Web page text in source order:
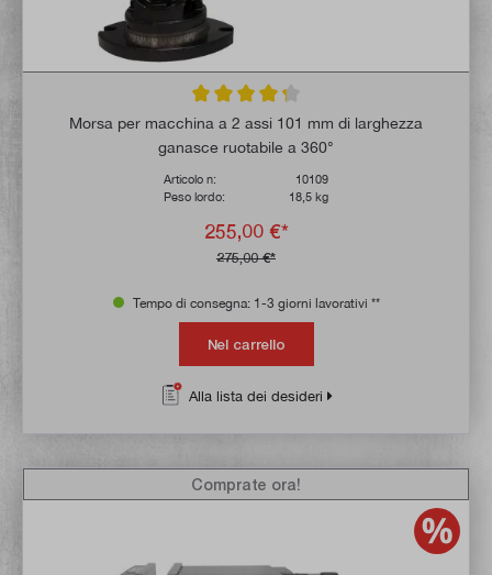
Valutazione media di 4.3 su 5 stelle
Morsa per macchina a 2 assi 101 mm di larghezza
ganasce ruotabile a 360°
Articolo n:
10109
Peso lordo:
18,5 kg
255,00 €*
275,00 €*
Tempo di consegna: 1-3 giorni lavorativi **
Nel carrello
Alla lista dei desideri
Comprate ora!